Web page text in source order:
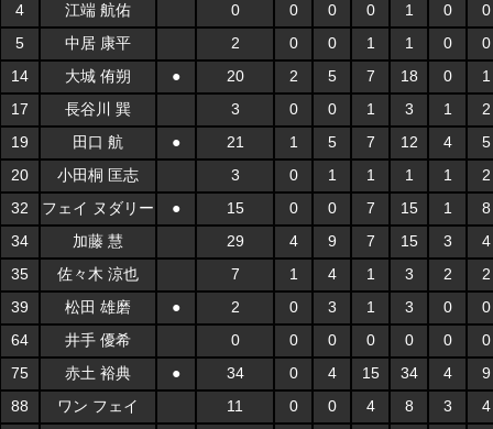
4
江端 航佑 0 0 0 0 1 0
0
5
中居 康平 2 0 0 1 1 0
0
14
大城 侑朔 ● 20 2 5 7 18 0
1
17
長谷川 巽 3 0 0 1 3 1
2
19
田口 航 ● 21 1 5 7 12 4
5
20
小田桐 匡志 3 0 1 1 1 1
2
32
フェイ ヌダリー ● 15 0 0 7 15 1
8
34
加藤 慧 29 4 9 7 15 3
4
35
佐々木 涼也 7 1 4 1 3 2
2
39
松田 雄磨 ● 2 0 3 1 3 0
0
64
井手 優希 0 0 0 0 0 0
0
75
赤土 裕典 ● 34 0 4 15 34 4
9
88
ワン フェイ 11 0 0 4 8 3 4